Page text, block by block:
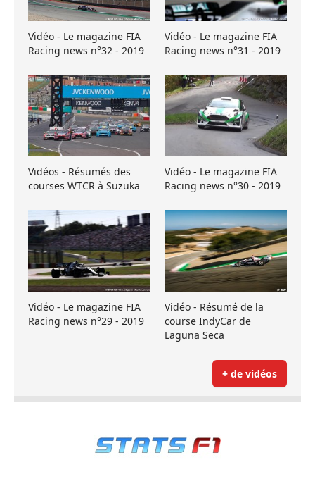
Vidéo - Le magazine FIA
Racing news n°32 - 2019
Vidéo - Le magazine FIA
Racing news n°31 - 2019
Vidéos - Résumés des
courses WTCR à Suzuka
Vidéo - Le magazine FIA
Racing news n°30 - 2019
Vidéo - Le magazine FIA
Racing news n°29 - 2019
Vidéo - Résumé de la
course IndyCar de
Laguna Seca
+ de vidéos